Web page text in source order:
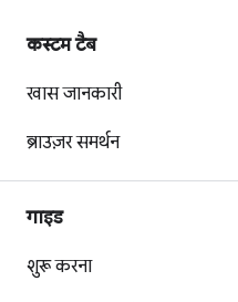
कस्‍टम टैब
खास जानकारी
ब्राउज़र समर्थन
गाइड
शुरू करना